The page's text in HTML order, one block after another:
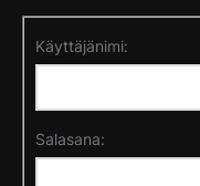
Käyttäjänimi:
Salasana: